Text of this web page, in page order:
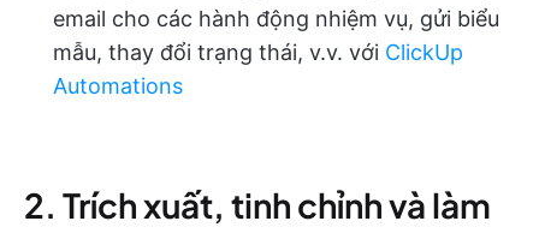
email cho các hành động nhiệm vụ, gửi biểu
mẫu, thay đổi trạng thái, v.v. với ClickUp
Automations
2. Trích xuất, tinh chỉnh và làm